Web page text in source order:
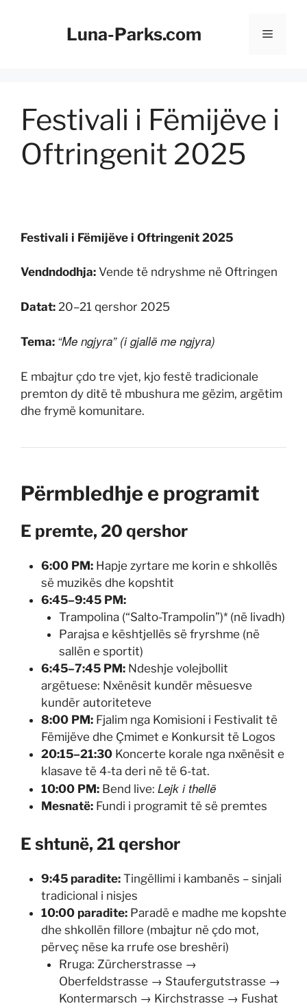
Luna-Parks.com Menu
Festivali i Fëmijëve i
Oftringenit 2025
Festivali i Fëmijëve i Oftringenit 2025
Vendndodhja: Vende të ndryshme në Oftringen
Datat: 20–21 qershor 2025
Tema: “Me ngjyra” (i gjallë me ngjyra)
E mbajtur çdo tre vjet, kjo festë tradicionale
premton dy ditë të mbushura me gëzim, argëtim
dhe frymë komunitare.
Përmbledhje e programit
E premte, 20 qershor
6:00 PM: Hapje zyrtare me korin e shkollës
së muzikës dhe kopshtit
6:45–9:45 PM:
Trampolina (“Salto-Trampolin”)* (në livadh)
Parajsa e kështjellës së fryrshme (në
sallën e sportit)
6:45–7:45 PM: Ndeshje volejbollit
argëtuese: Nxënësit kundër mësuesve
kundër autoriteteve
8:00 PM: Fjalim nga Komisioni i Festivalit të
Fëmijëve dhe Çmimet e Konkursit të Logos
20:15–21:30 Koncerte korale nga nxënësit e
klasave të 4-ta deri në të 6-tat.
10:00 PM: Bend live: Lejk i thellë
Mesnatë: Fundi i programit të së premtes
E shtunë, 21 qershor
9:45 paradite: Tingëllimi i kambanës – sinjali
tradicional i nisjes
10:00 paradite: Paradë e madhe me kopshte
dhe shkollën fillore (mbajtur në çdo mot,
përveç nëse ka rrufe ose breshëri)
Rruga: Zürcherstrasse →
Oberfeldstrasse → Staufergutstrasse →
Kontermarsch → Kirchstrasse → Fushat